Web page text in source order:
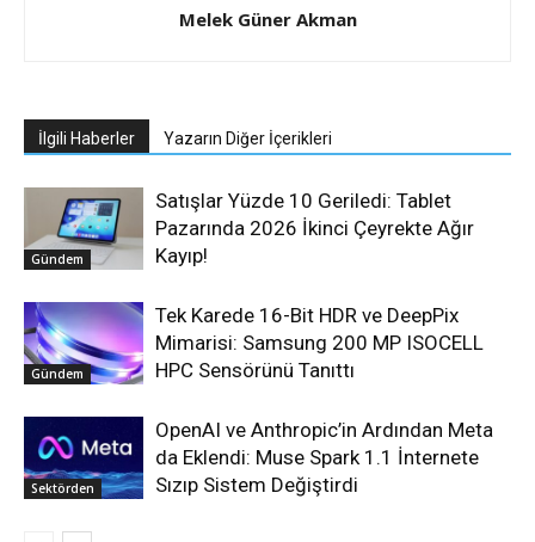
Melek Güner Akman
İlgili Haberler Yazarın Diğer İçerikleri
Gündem
Satışlar Yüzde 10 Geriledi: Tablet
Pazarında 2026 İkinci Çeyrekte Ağır
Kayıp!
Gündem
Tek Karede 16-Bit HDR ve DeepPix
Mimarisi: Samsung 200 MP ISOCELL
HPC Sensörünü Tanıttı
Sektörden
OpenAI ve Anthropic’in Ardından Meta
da Eklendi: Muse Spark 1.1 İnternete
Sızıp Sistem Değiştirdi